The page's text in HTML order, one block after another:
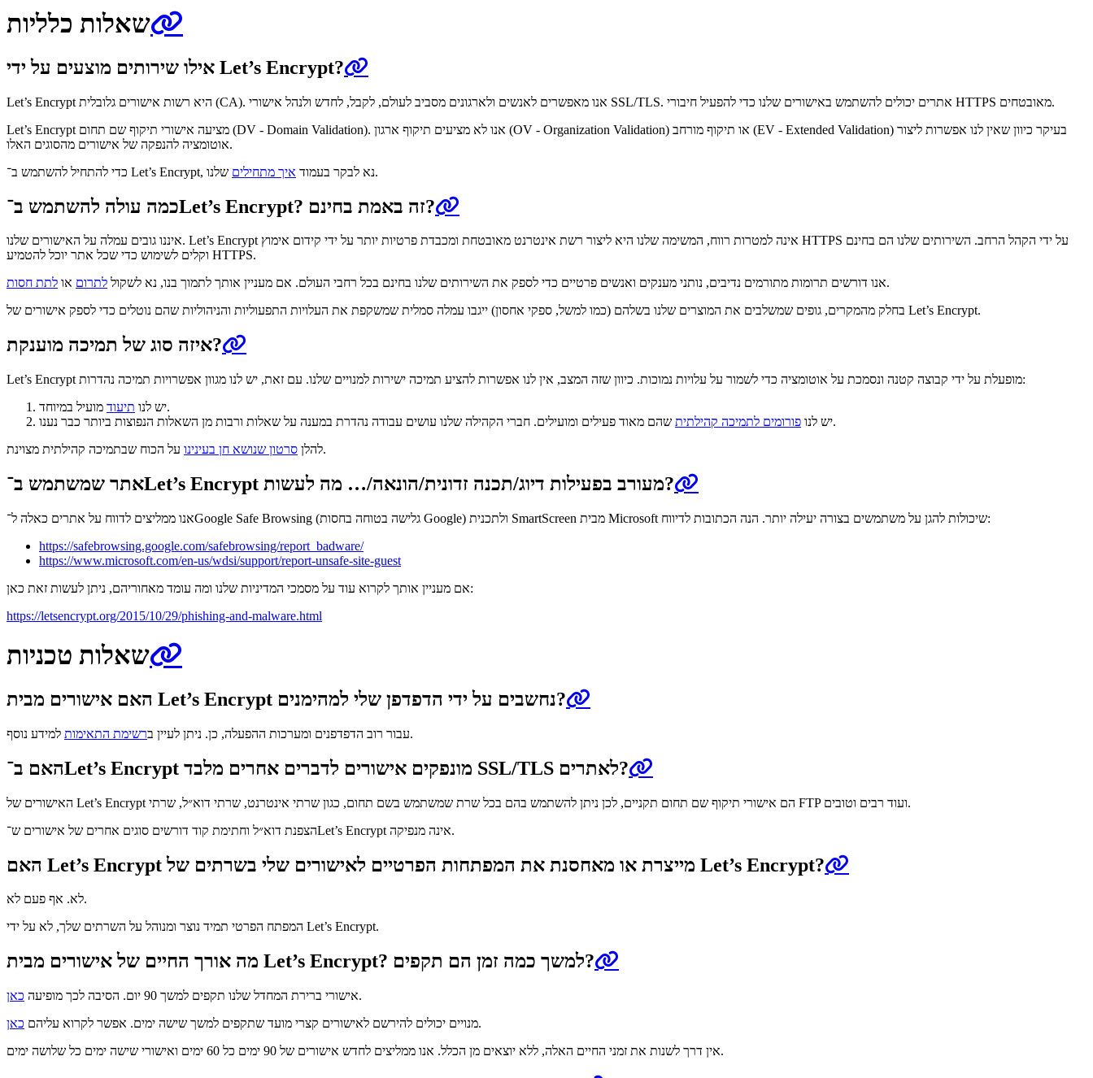
שאלות כלליות
אילו שירותים מוצעים על ידי Let’s Encrypt?
Let’s Encrypt היא רשות אישורים גלובלית (CA). אנו מאפשרים לאנשים ולארגונים מסביב לעולם, לקבל, לחדש ולנהל אישורי SSL/TLS. אתרים יכולים להשתמש באישורים שלנו כדי להפעיל חיבורי HTTPS מאובטחים.
Let’s Encrypt מציעה אישורי תיקוף שם תחום (DV - Domain Validation). אנו לא מציעים תיקוף ארגון (OV - Organization Validation) או תיקוף מורחב (EV - Extended Validation) בעיקר כיוון שאין לנו אפשרות ליצור
אוטומציה להנפקה של אישורים מהסוגים האלו.
כדי להתחיל להשתמש ב־ Let’s Encrypt, נא לבקר בעמוד איך מתחילים שלנו.
כמה עולה להשתמש ב־Let’s Encrypt? זה באמת בחינם?
איננו גובים עמלה על האישורים שלנו. Let’s Encrypt אינה למטרות רווח, המשימה שלנו היא ליצור רשת אינטרנט מאובטחת ומכבדת פרטיות יותר על ידי קידום אימוץ HTTPS על ידי הקהל הרחב. השירותים שלנו הם בחינם
וקלים לשימוש כדי שכל אתר יוכל להטמיע HTTPS.
אנו דורשים תרומות מתורמים נדיבים, נותני מענקים ואנשים פרטיים כדי לספק את השירותים שלנו בחינם בכל רחבי העולם. אם מעניין אותך לתמוך בנו, נא לשקול לתרום או לתת חסות
.
בחלק מהמקרים, גופים שמשלבים את המוצרים שלנו בשלהם (כמו למשל, ספקי אחסון) ייגבו עמלה סמלית שמשקפת את העלויות התפעוליות והניהוליות שהם נוטלים כדי לספק אישורים של Let’s Encrypt.
איזה סוג של תמיכה מוענקת?
Let’s Encrypt מופעלת על ידי קבוצה קטנה ונסמכת על אוטומציה כדי לשמור על עלויות נמוכות. כיוון שזה המצב, אין לנו אפשרות להציע תמיכה ישירות למנויים שלנו. עם זאת, יש לנו מגוון אפשרויות תמיכה נהדרות:
יש לנו תיעוד
מועיל במיוחד.
יש לנו פורומים לתמיכה קהילתית
שהם מאוד פעילים ומועילים. חברי הקהילה שלנו עושים עבודה נהדרת במענה על שאלות ורבות מן השאלות הנפוצות ביותר כבר נענו.
להלן סרטון שנושא חן בעינינו על הכוח שבתמיכה קהילתית מצוינת.
אתר שמשתמש ב־Let’s Encrypt מעורב בפעילות דיוג/תכנה זדונית/הונאה/… מה לעשות?
אנו ממליצים לדווח על אתרים כאלה ל־Google Safe Browsing (גלישה בטוחה בחסות Google) ולתכנית SmartScreen מבית Microsoft שיכולות להגן על משתמשים בצורה יעילה יותר. הנה הכתובות לדיווח:
https://safebrowsing.google.com/safebrowsing/report_badware/
https://www.microsoft.com/en-us/wdsi/support/report-unsafe-site-guest
אם מעניין אותך לקרוא עוד על מסמכי המדיניות שלנו ומה עומד מאחוריהם, ניתן לעשות זאת כאן:
https://letsencrypt.org/2015/10/29/phishing-and-malware.html
שאלות טכניות
האם אישורים מבית Let’s Encrypt נחשבים על ידי הדפדפן שלי למהימנים?
עבור רוב הדפדפנים ומערכות ההפעלה, כן. ניתן לעיין ברשימת התאימות למידע נוסף.
האם ב־Let’s Encrypt מונפקים אישורים לדברים אחרים מלבד SSL/TLS לאתרים?
האישורים של Let’s Encrypt הם אישורי תיקוף שם תחום תקניים, לכן ניתן להשתמש בהם בכל שרת שמשתמש בשם תחום, כגון שרתי אינטרנט, שרתי דוא״ל, שרתי FTP ועוד רבים וטובים.
הצפנת דוא״ל וחתימת קוד דורשים סוגים אחרים של אישורים ש־Let’s Encrypt אינה מנפיקה.
האם Let’s Encrypt מייצרת או מאחסנת את המפתחות הפרטיים לאישורים שלי בשרתים של Let’s Encrypt?
לא. אף פעם לא.
המפתח הפרטי תמיד נוצר ומנוהל על השרתים שלך, לא על ידי Let’s Encrypt.
מה אורך החיים של אישורים מבית Let’s Encrypt? למשך כמה זמן הם תקפים?
אישורי ברירת המחדל שלנו תקפים למשך 90 יום. הסיבה לכך מופיעה כאן
.
מנויים יכולים להירשם לאישורים קצרי מועד שתקפים למשך שישה ימים. אפשר לקרוא עליהם כאן
.
אין דרך לשנות את זמני החיים האלה, ללא יוצאים מן הכלל. אנו ממליצים לחדש אישורים של 90 ימים כל 60 ימים ואישורי שישה ימים כל שלושה ימים.